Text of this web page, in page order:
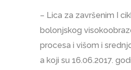
– Lica za završenim I
bolonjskog
procesa i višom i
a koji su 16.06.2017.